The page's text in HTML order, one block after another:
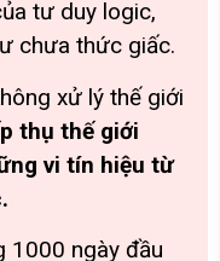
tư duy logic,
chưa thức giấc.
xử lý thế giới
thụ thế giới
vi tín hiệu từ
1000 ngày đầu